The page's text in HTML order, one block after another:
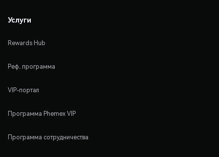
Услуги
Rewards Hub
Реф. программа
VIP-портал
Программа Phemex VIP
Программа сотрудничества